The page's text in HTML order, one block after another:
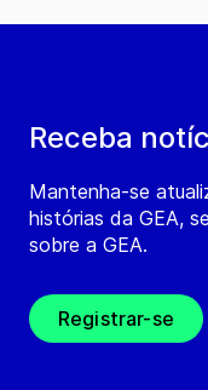
Receba
Mantenha-se
histórias da GEA,
sobre a GEA.
Registrar-se